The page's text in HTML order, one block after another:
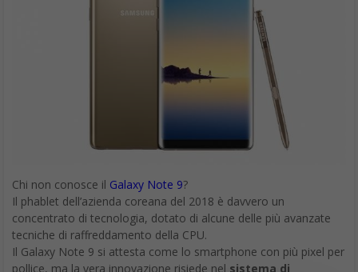
Chi non conosce il Galaxy Note 9?
Il phablet dell’azienda coreana del 2018 è davvero un
concentrato di tecnologia, dotato di alcune delle più avanzate
tecniche di raffreddamento della CPU.
Il Galaxy Note 9 si attesta come lo smartphone con più pixel per
pollice, ma la vera innovazione risiede nel sistema di